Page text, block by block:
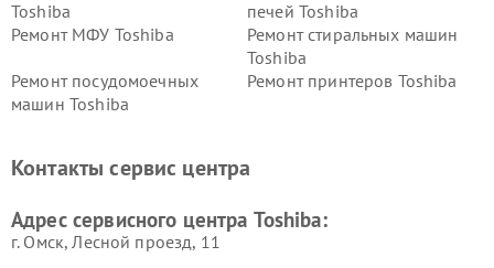
Toshiba
печей Toshiba
Ремонт МФУ Toshiba
Ремонт стиральных машин
Toshiba
Ремонт посудомоечных
машин Toshiba
Ремонт принтеров Toshiba
Контакты сервис центра
Адрес сервисного центра Toshiba:
г. Омск, ​Лесной проезд, 11